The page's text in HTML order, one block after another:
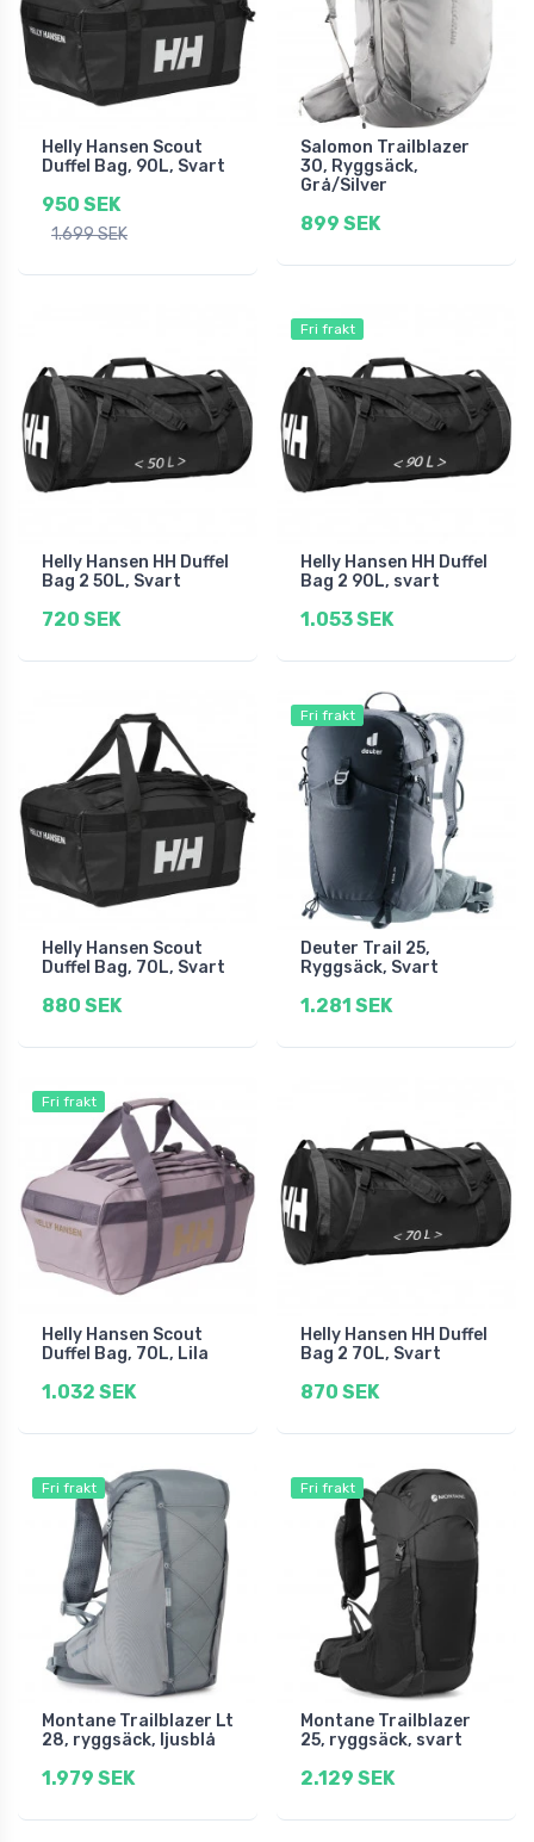
Helly Hansen Scout
Duffel Bag, 90L, Svart
950 SEK
1.699 SEK
Salomon Trailblazer
30, Ryggsäck,
Grå/Silver
899 SEK
Helly Hansen HH Duffel
Bag 2 50L, Svart
720 SEK
Fri frakt
Helly Hansen HH Duffel
Bag 2 90L, svart
1.053 SEK
Helly Hansen Scout
Duffel Bag, 70L, Svart
880 SEK
Fri frakt
Deuter Trail 25,
Ryggsäck, Svart
1.281 SEK
Fri frakt
Helly Hansen Scout
Duffel Bag, 70L, Lila
1.032 SEK
Helly Hansen HH Duffel
Bag 2 70L, Svart
870 SEK
Fri frakt
Montane Trailblazer Lt
28, ryggsäck, ljusblå
1.979 SEK
Fri frakt
Montane Trailblazer
25, ryggsäck, svart
2.129 SEK